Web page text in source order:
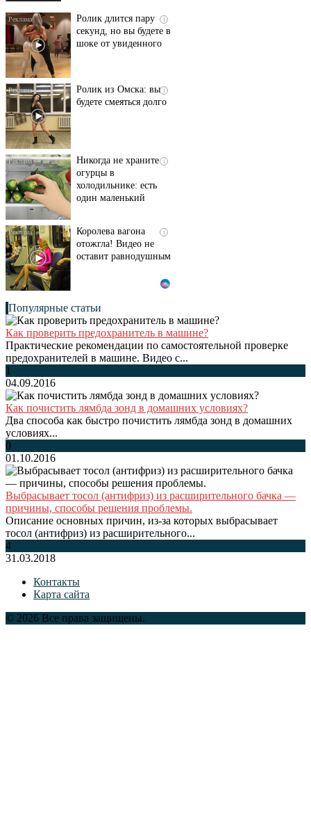
i
Ролик длится пару
секунд, но вы будете в
шоке от увиденного
i
Ролик из Омска: вы
будете смеяться долго
i
Никогда не храните
огурцы в
холодильнике: есть
один маленький
i
Королева вагона
отожгла! Видео не
оставит равнодушным
Популярные статьи
Как проверить предохранитель в машине?
Практические рекомендации по самостоятельной проверке
предохранителей в машине. Видео с...
1
04.09.2016
Как почистить лямбда зонд в домашних условиях?
Два способа как быстро почистить лямбда зонд в домашних
условиях...
0
01.10.2016
Выбрасывает тосол (антифриз) из расширительного бачка —
причины, способы решения проблемы.
Описание основных причин, из-за которых выбрасывает
тосол (антифриз) из расширительного...
4
31.03.2018
Контакты
Карта сайта
© 2026 Все права защищены.